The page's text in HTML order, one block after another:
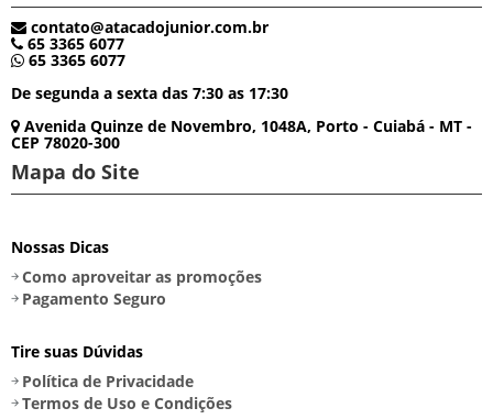
contato@atacadojunior.com.br
65 3365 6077
65 3365 6077
De segunda a sexta das 7:30 as 17:30
Avenida Quinze de Novembro, 1048A, Porto - Cuiabá - MT -
CEP 78020-300
Mapa do Site
Nossas Dicas
Como aproveitar as promoções
Pagamento Seguro
Tire suas Dúvidas
Política de Privacidade
Termos de Uso e Condições